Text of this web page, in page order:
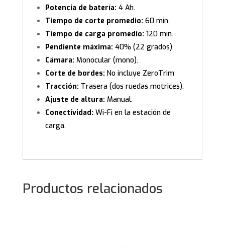
Potencia de batería: 4 Ah.
Tiempo de corte promedio: 60 min.
Tiempo de carga promedio: 120 min.
Pendiente máxima: 40% (22 grados).
Cámara: Monocular (mono).
Corte de bordes: No incluye ZeroTrim
Tracción: Trasera (dos ruedas motrices).
Ajuste de altura: Manual.
Conectividad: Wi-Fi en la estación de
carga.
Productos relacionados